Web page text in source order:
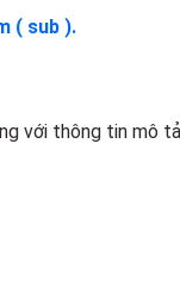
( sub ).
với thông tin mô